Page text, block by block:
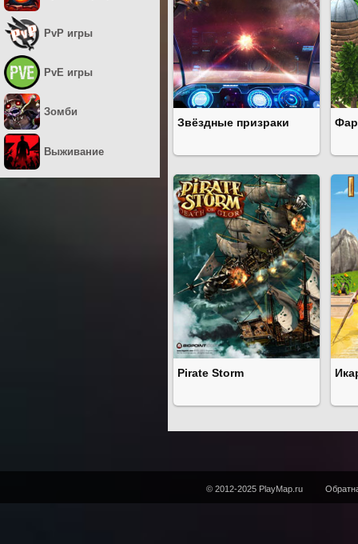
Звёздные призраки
Pirate Storm
PvP игры
PvE игры
Зомби
Выживание
© 2012-2025 PlayMap.ru